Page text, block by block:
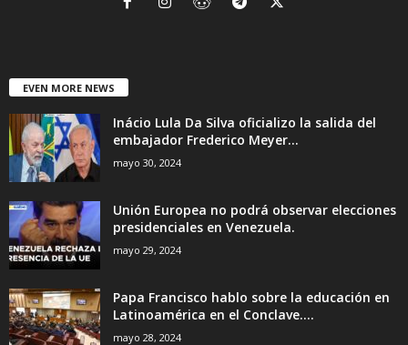
EVEN MORE NEWS
Inácio Lula Da Silva oficializo la salida del
embajador Frederico Meyer...
mayo 30, 2024
Unión Europea no podrá observar elecciones
presidenciales en Venezuela.
mayo 29, 2024
Papa Francisco hablo sobre la educación en
Latinoamérica en el Conclave....
mayo 28, 2024